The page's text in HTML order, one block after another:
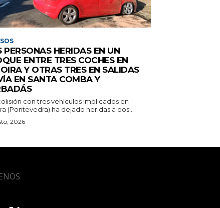
PERSONAS HERIDAS EN UN
ENTRE TRES COCHES EN
Y OTRAS TRES EN SALIDAS
EN SANTA COMBA Y
con tres vehículos implicados en
(Pontevedra) ha dejado heridas a dos...
2026